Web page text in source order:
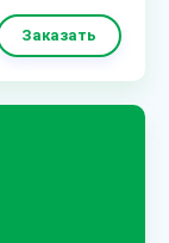
Заказать